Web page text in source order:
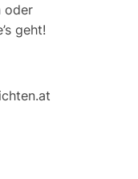
oder
geht!